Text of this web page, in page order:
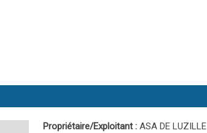
Propriétaire/Exploitant : ASA DE LUZILLE